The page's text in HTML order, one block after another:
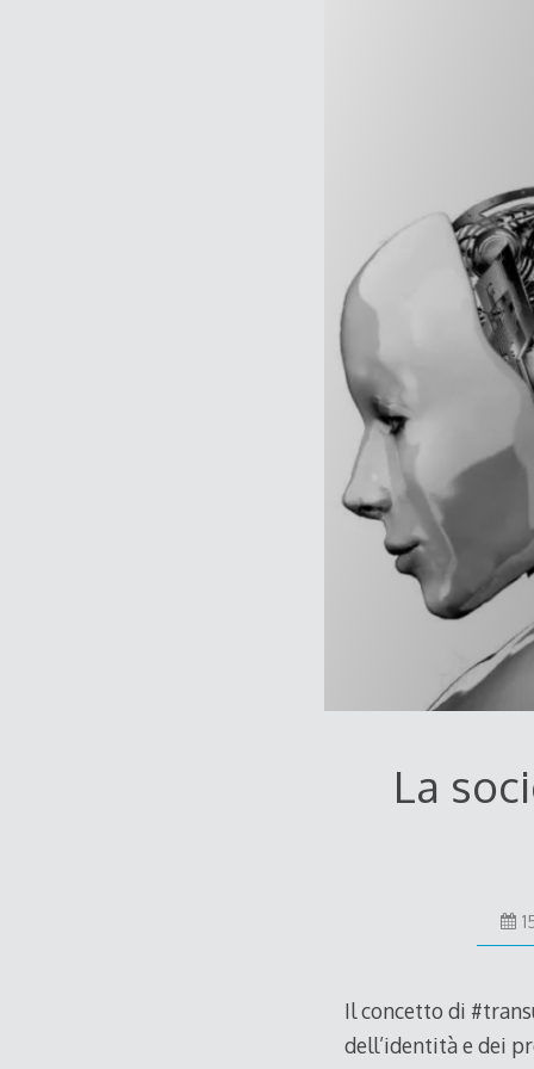
La
Il concetto di
dell’identità e dei